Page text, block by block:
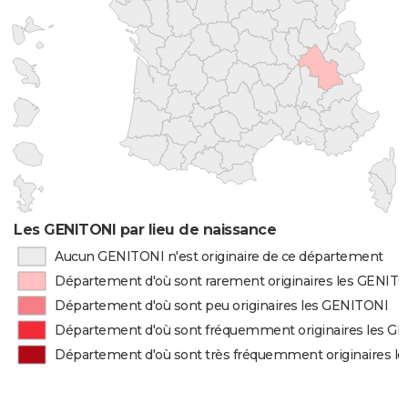
Les GENITONI par lieu de naissance
Aucun GENITONI n'est originaire de ce département
Département d'où sont rarement originaires les
Département d'où sont peu originaires les GENITONI
Département d'où sont fréquemment originaires les
Département d'où sont très fréquemment originaires